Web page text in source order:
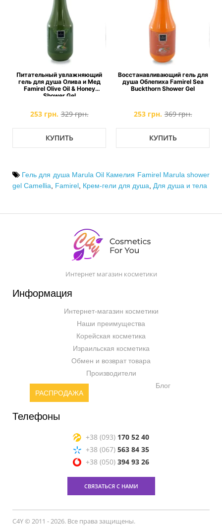
Питательный увлажняющий
гель для душа Олива и Мед
Famirel Olive Oil & Honey
Shower Gel
253 грн. 329 грн.
КУПИТЬ
Восстанавливающий гель для
душа Облепиха Famirel Sea
Buckthorn Shower Gel
253 грн. 369 грн.
КУПИТЬ
Гель для душа Marula Oil Камелия Famirel Marula shower
gel Camellia
Famirel Крем-гели для душа Для душа и тела
Интернет магазин косметики
Информация
Интернет-магазин косметики
Наши преимущества
Корейская косметика
Израильская косметика
Обмен и возврат товара
Производители
РАСПРОДАЖА
Блог
Телефоны
+38 (093) 170 52 40
+38 (067) 563 84 35
+38 (050) 394 93 26
СВЯЗАТЬСЯ С НАМИ
C4Y © 2011 - 2026. Все права защищены.